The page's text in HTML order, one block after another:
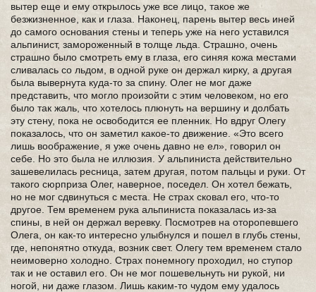
вытер еще и ему открылось уже все лицо, такое же
безжизненное, как и глаза. Наконец, парень вытер весь иней
до самого основания стены и теперь уже на него уставился
альпинист, замороженный в толще льда. Страшно, очень
страшно было смотреть ему в глаза, его синяя кожа местами
сливалась со льдом, в одной руке он держал кирку, а другая
была вывернута куда-то за спину. Олег не мог даже
представить, что могло произойти с этим человеком, но его
было так жаль, что хотелось плюнуть на вершину и долбать
эту стену, пока не освободится ее пленник. Но вдруг Олегу
показалось, что он заметил какое-то движение. «Это всего
лишь воображение, я уже очень давно не ел», говорил он
себе. Но это была не иллюзия. У альпиниста действительно
зашевелилась ресница, затем другая, потом пальцы и руки. От
такого сюрприза Олег, наверное, посeдел. Он хотел бежать,
но не мог сдвинуться с места. Не страх сковал его, что-то
другое. Тем временем рука альпиниста показалась из-за
спины, в ней он держал веревку. Посмотрев на оторопевшего
Олега, он как-то интересно улыбнулся и пошел в глубь стены,
где, непонятно откуда, возник свет. Олегу тем временем стало
неимоверно холодно. Страх понемногу проходил, но ступор
так и не оставил его. Он не мог пошевельнуть ни рукой, ни
ногой, ни даже глазом. Лишь каким-то чудом ему удалось